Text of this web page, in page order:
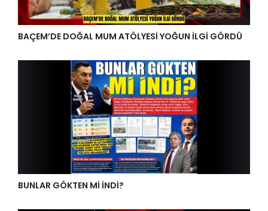
BAÇEM’DE DOĞAL MUM ATÖLYESİ YOĞUN İLGİ GÖRDÜ
BUNLAR GÖKTEN Mİ İNDİ?